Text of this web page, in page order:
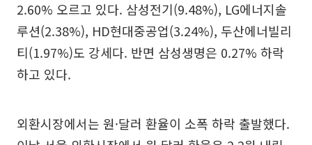
2.60% 오르고 있다. 삼성전기(9.48%), LG에너지솔
루션(2.38%), HD현대중공업(3.24%), 두산에너빌리
티(1.97%)도 강세다. 반면 삼성생명은 0.27% 하락
하고 있다.
외환시장에서는 원·달러 환율이 소폭 하락 출발했다.